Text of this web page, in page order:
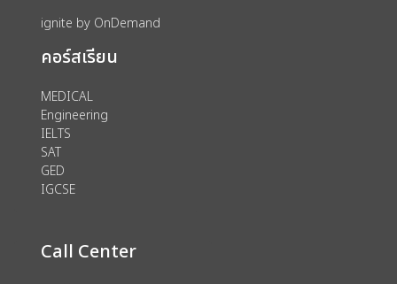
ignite by OnDemand
คอร์สเรียน
MEDICAL
Engineering
IELTS
SAT
GED
IGCSE
Call Center